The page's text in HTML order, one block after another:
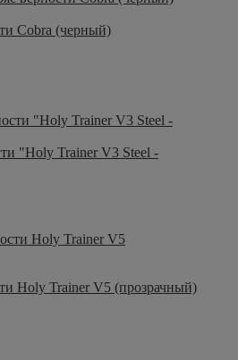
Cobra (черный)
"Holy Trainer V3 Steel -
Holy Trainer V5 (прозрачный)